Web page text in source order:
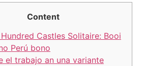
Content
Hundred Castles Solitaire: Booi
Perú bono
el trabajo an una variante